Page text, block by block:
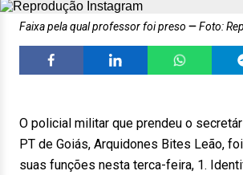
Faixa pela qual professor foi preso Foto:
O policial militar que prendeu o
PT de Goiás, Arquidones Bites Leão,
suas funções nesta terca-feira, 1.